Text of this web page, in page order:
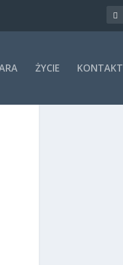
ŻYCIE KONTAKT